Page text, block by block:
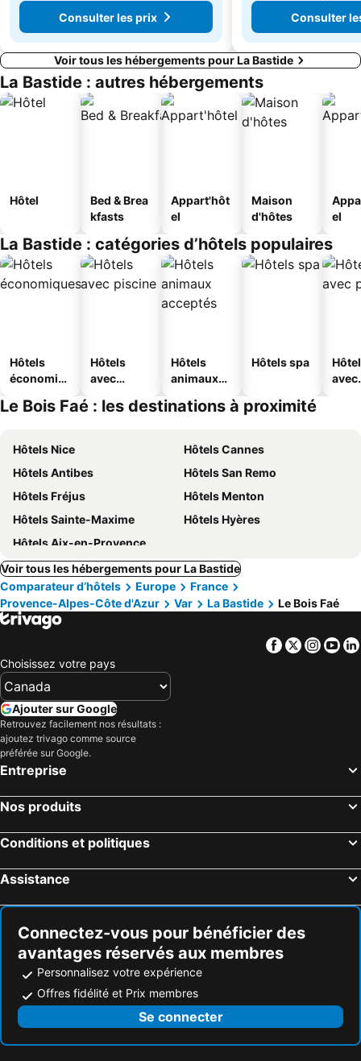
Consulter les prix
Consulter
Voir tous les hébergements pour La Bastide
La Bastide : autres hébergements
Hôtel
Bed & Brea
kfasts
Appart'hôt
el
Maison
d'hôtes
el
La Bastide : catégories d’hôtels populaires
Hôtels
économiq
Hôtels
avec
Hôtels
animaux
Hôtels spa
avec
Le Bois Faé : les destinations à proximité
Hôtels Nice
Hôtels Cannes
Hôtels Antibes
Hôtels San Remo
Hôtels Fréjus
Hôtels Menton
Hôtels Sainte-Maxime
Hôtels Hyères
Hôtels Aix-en-Provence
Voir tous les hébergements pour La Bastide
Comparateur d’hôtels
Europe
France
Provence-Alpes-Côte d'Azur
Var La Bastide Le Bois Faé
Facebook
Twitter
Choisissez votre pays
Ajouter sur Google
Retrouvez facilement nos résultats :
ajoutez trivago comme source
préférée sur Google.
Entreprise
Nos produits
Conditions et politiques
Assistance
Connectez-vous pour bénéficier des
avantages réservés aux membres
Personnalisez votre expérience
Offres fidélité et Prix membres
Se connecter